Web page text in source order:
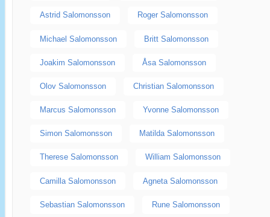
Astrid Salomonsson Roger Salomonsson
Michael Salomonsson Britt Salomonsson
Joakim Salomonsson Åsa Salomonsson
Olov Salomonsson Christian Salomonsson
Marcus Salomonsson Yvonne Salomonsson
Simon Salomonsson Matilda Salomonsson
Therese Salomonsson William Salomonsson
Camilla Salomonsson Agneta Salomonsson
Sebastian Salomonsson Rune Salomonsson